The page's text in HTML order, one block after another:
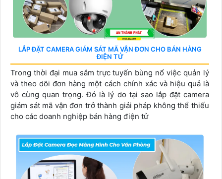
LẮP ĐẶT CAMERA GIÁM SÁT MÃ VẬN ĐƠN CHO BÁN HÀNG
ĐIỆN TỬ
Trong thời đại mua sắm trực tuyến bùng nổ việc quản lý
và theo dõi đơn hàng một cách chính xác và hiệu quả là
vô cùng quan trọng. Đó là lý do tại sao lắp đặt camera
giám sát mã vận đơn trở thành giải pháp không thể thiếu
cho các doanh nghiệp bán hàng điện tử